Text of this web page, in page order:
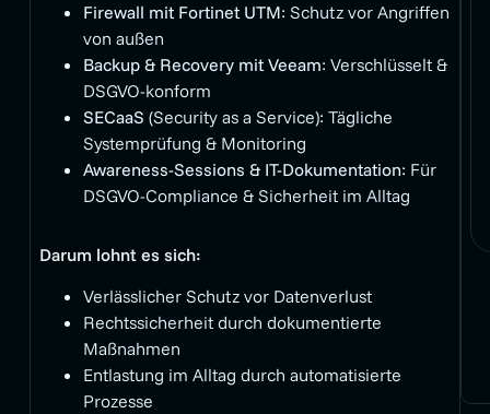
Firewall mit Fortinet UTM: Schutz vor Angriffen
von außen
Backup & Recovery mit Veeam: Verschlüsselt &
DSGVO-konform
SECaaS (Security as a Service): Tägliche
Systemprüfung & Monitoring
Awareness-Sessions & IT-Dokumentation: Für
DSGVO-Compliance & Sicherheit im Alltag
Darum lohnt es sich:
Verlässlicher Schutz vor Datenverlust
Rechtssicherheit durch dokumentierte
Maßnahmen
Entlastung im Alltag durch automatisierte
Prozesse